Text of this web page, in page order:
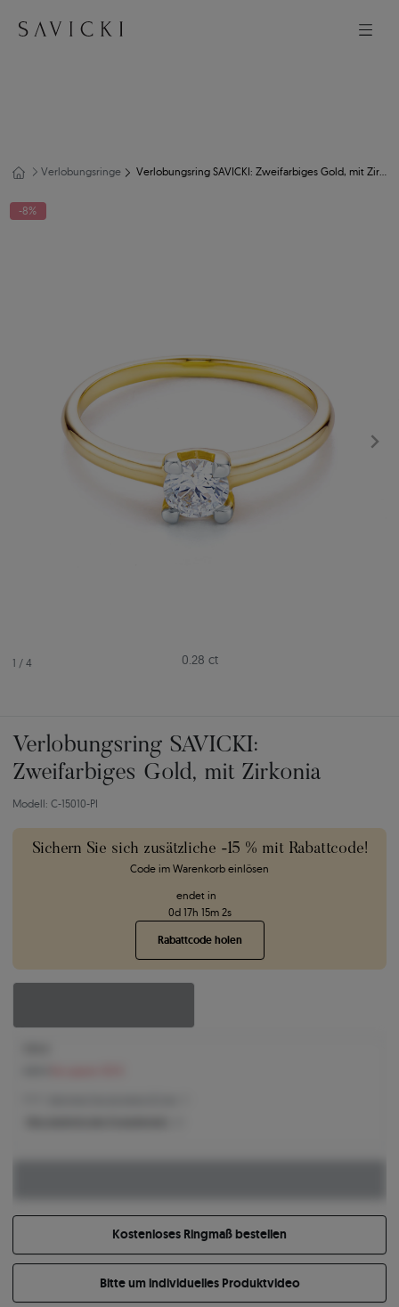
Verlobungsringe Verlobungsring SAVICKI: Zweifarbiges Gold, mit Zirkonia
1 / 4
-8%
0.28 ct
Verlobungsring SAVICKI:
Zweifarbiges Gold, mit Zirkonia
Modell: C-15010-PI
Sichern Sie sich zusätzliche -15 % mit Rabattcode!
Code im Warenkorb einlösen
endet in
0d 17h 15m 1s
Rabattcode holen
Kostenloses Ringmaß bestellen
Bitte um individuelles Produktvideo